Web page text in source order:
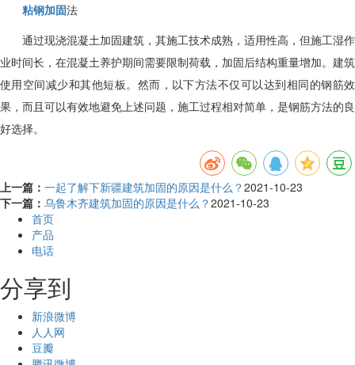
粘钢加固法
通过现浇混凝土加固建筑，其施工技术成熟，适用性高，但施工湿作
业时间长，在混凝土养护期间需要限制荷载，加固后结构重量增加。建筑
使用空间减少和其他短板。然而，以下方法不仅可以达到相同的钢筋效
果，而且可以有效地避免上述问题，施工过程相对简单，是钢筋方法的良
好选择。
上一篇： 一起了解下新疆建筑加固的原因是什么？2021-10-23
下一篇： 乌鲁木齐建筑加固的原因是什么？2021-10-23
首页
产品
电话
分享到
新浪微博
人人网
豆瓣